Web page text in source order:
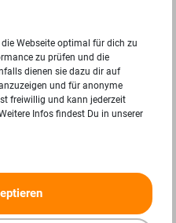
»
Webseite optimal für dich zu
zu prüfen und die
dienen sie dazu dir auf
und für anonyme
freiwillig und kann jederzeit
Infos findest Du in unserer